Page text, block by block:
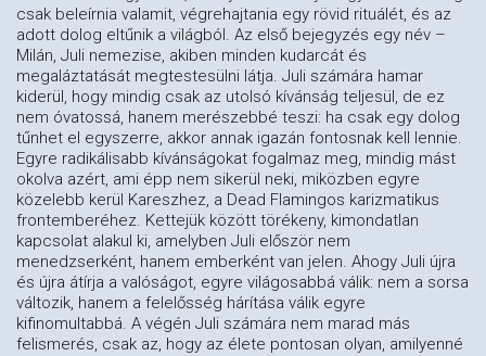
csak beleírnia valamit, végrehajtania egy rövid rituálét, és az
adott dolog eltűnik a világból. Az első bejegyzés egy név –
Milán, Juli nemezise, akiben minden kudarcát és
megaláztatását megtestesülni látja. Juli számára hamar
kiderül, hogy mindig csak az utolsó kívánság teljesül, de ez
nem óvatossá, hanem merészebbé teszi: ha csak egy dolog
tűnhet el egyszerre, akkor annak igazán fontosnak kell lennie.
Egyre radikálisabb kívánságokat fogalmaz meg, mindig mást
okolva azért, ami épp nem sikerül neki, miközben egyre
közelebb kerül Kareszhez, a Dead Flamingos karizmatikus
frontemberéhez. Kettejük között törékeny, kimondatlan
kapcsolat alakul ki, amelyben Juli először nem
menedzserként, hanem emberként van jelen. Ahogy Juli újra
és újra átírja a valóságot, egyre világosabbá válik: nem a sorsa
változik, hanem a felelősség hárítása válik egyre
kifinomultabbá. A végén Juli számára nem marad más
felismerés, csak az, hogy az élete pontosan olyan, amilyenné